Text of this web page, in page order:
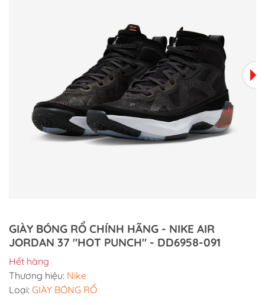
GIÀY BÓNG RỔ CHÍNH HÃNG - NIKE AIR
JORDAN 37 "HOT PUNCH" - DD6958-091
Hết hàng
Thương hiệu: Nike
Loại: GIÀY BÓNG RỔ